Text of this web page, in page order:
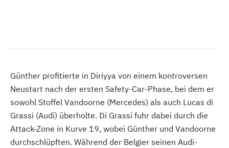
Günther profitierte in Diriyya von einem kontroversen
Neustart nach der ersten Safety-Car-Phase, bei dem er
sowohl Stoffel Vandoorne (Mercedes) als auch Lucas di
Grassi (Audi) überholte. Di Grassi fuhr dabei durch die
Attack-Zone in Kurve 19, wobei Günther und Vandoorne
durchschlüpften. Während der Belgier seinen Audi-